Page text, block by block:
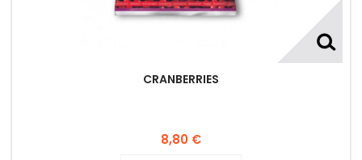
CRANBERRIES
8,80 €